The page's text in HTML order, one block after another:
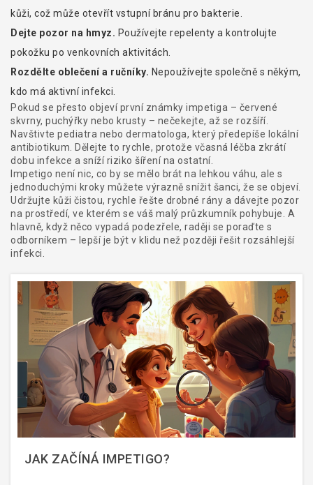
kůži, což může otevřít vstupní bránu pro bakterie.
Dejte pozor na hmyz. Používejte repelenty a kontrolujte
pokožku po venkovních aktivitách.
Rozdělte oblečení a ručníky. Nepoužívejte společně s někým,
kdo má aktivní infekci.
Pokud se přesto objeví první známky impetiga – červené
skvrny, puchýřky nebo krusty – nečekejte, až se rozšíří.
Navštivte pediatra nebo dermatologa, který předepíše lokální
antibiotikum. Dělejte to rychle, protože včasná léčba zkrátí
dobu infekce a sníží riziko šíření na ostatní.
Impetigo není nic, co by se mělo brát na lehkou váhu, ale s
jednoduchými kroky můžete výrazně snížit šanci, že se objeví.
Udržujte kůži čistou, rychle řešte drobné rány a dávejte pozor
na prostředí, ve kterém se váš malý průzkumník pohybuje. A
hlavně, když něco vypadá podezřele, raději se poraďte s
odborníkem – lepší je být v klidu než později řešit rozsáhlejší
infekci.
JAK ZAČÍNÁ IMPETIGO?